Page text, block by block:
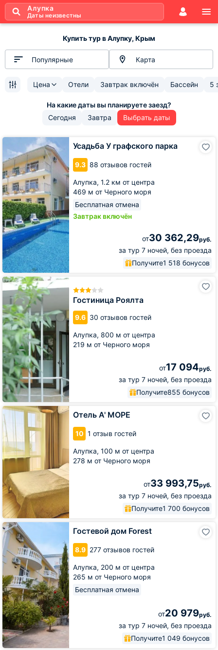
Алупка
Даты неизвестны
Купить тур в Алупку, Крым
Популярные Карта
Цена Отели Завтрак включён Бассейн 5
Сегодня Завтра Выбрать даты
Усадьба У графского парка
9.3 88 отзывов гостей
Алупка, 1.2 км от центра
469 м от Черного моря
Бесплатная отмена
Завтрак включён
от30 362,29руб.
за тур 7 ночей, без проезда
Получите1 518 бонусов
Усадьба
графского
парка
Гостиница Роялта
9.6 30 отзывов гостей
Алупка, 800 м от центра
219 м от Черного моря
от17 094руб.
за тур 7 ночей, без проезда
Получите855 бонусов
Гостиница
Роялта
Отель А' МОРЕ
10 1 отзыв гостей
Алупка, 100 м от центра
278 м от Черного моря
от33 993,75руб.
за тур 7 ночей, без проезда
Получите1 700 бонусов
Отель
А'
МОРЕ
Гостевой дом Forest
8.9 277 отзывов гостей
Алупка, 200 м от центра
265 м от Черного моря
Бесплатная отмена
от20 979руб.
за тур 7 ночей, без проезда
Получите1 049 бонусов
Гостевой
дом
Forest